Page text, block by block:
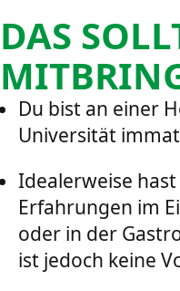
DAS
Du bist an einer
Universität
Idealerweise
Erfahrungen im
oder in der
ist jedoch keine